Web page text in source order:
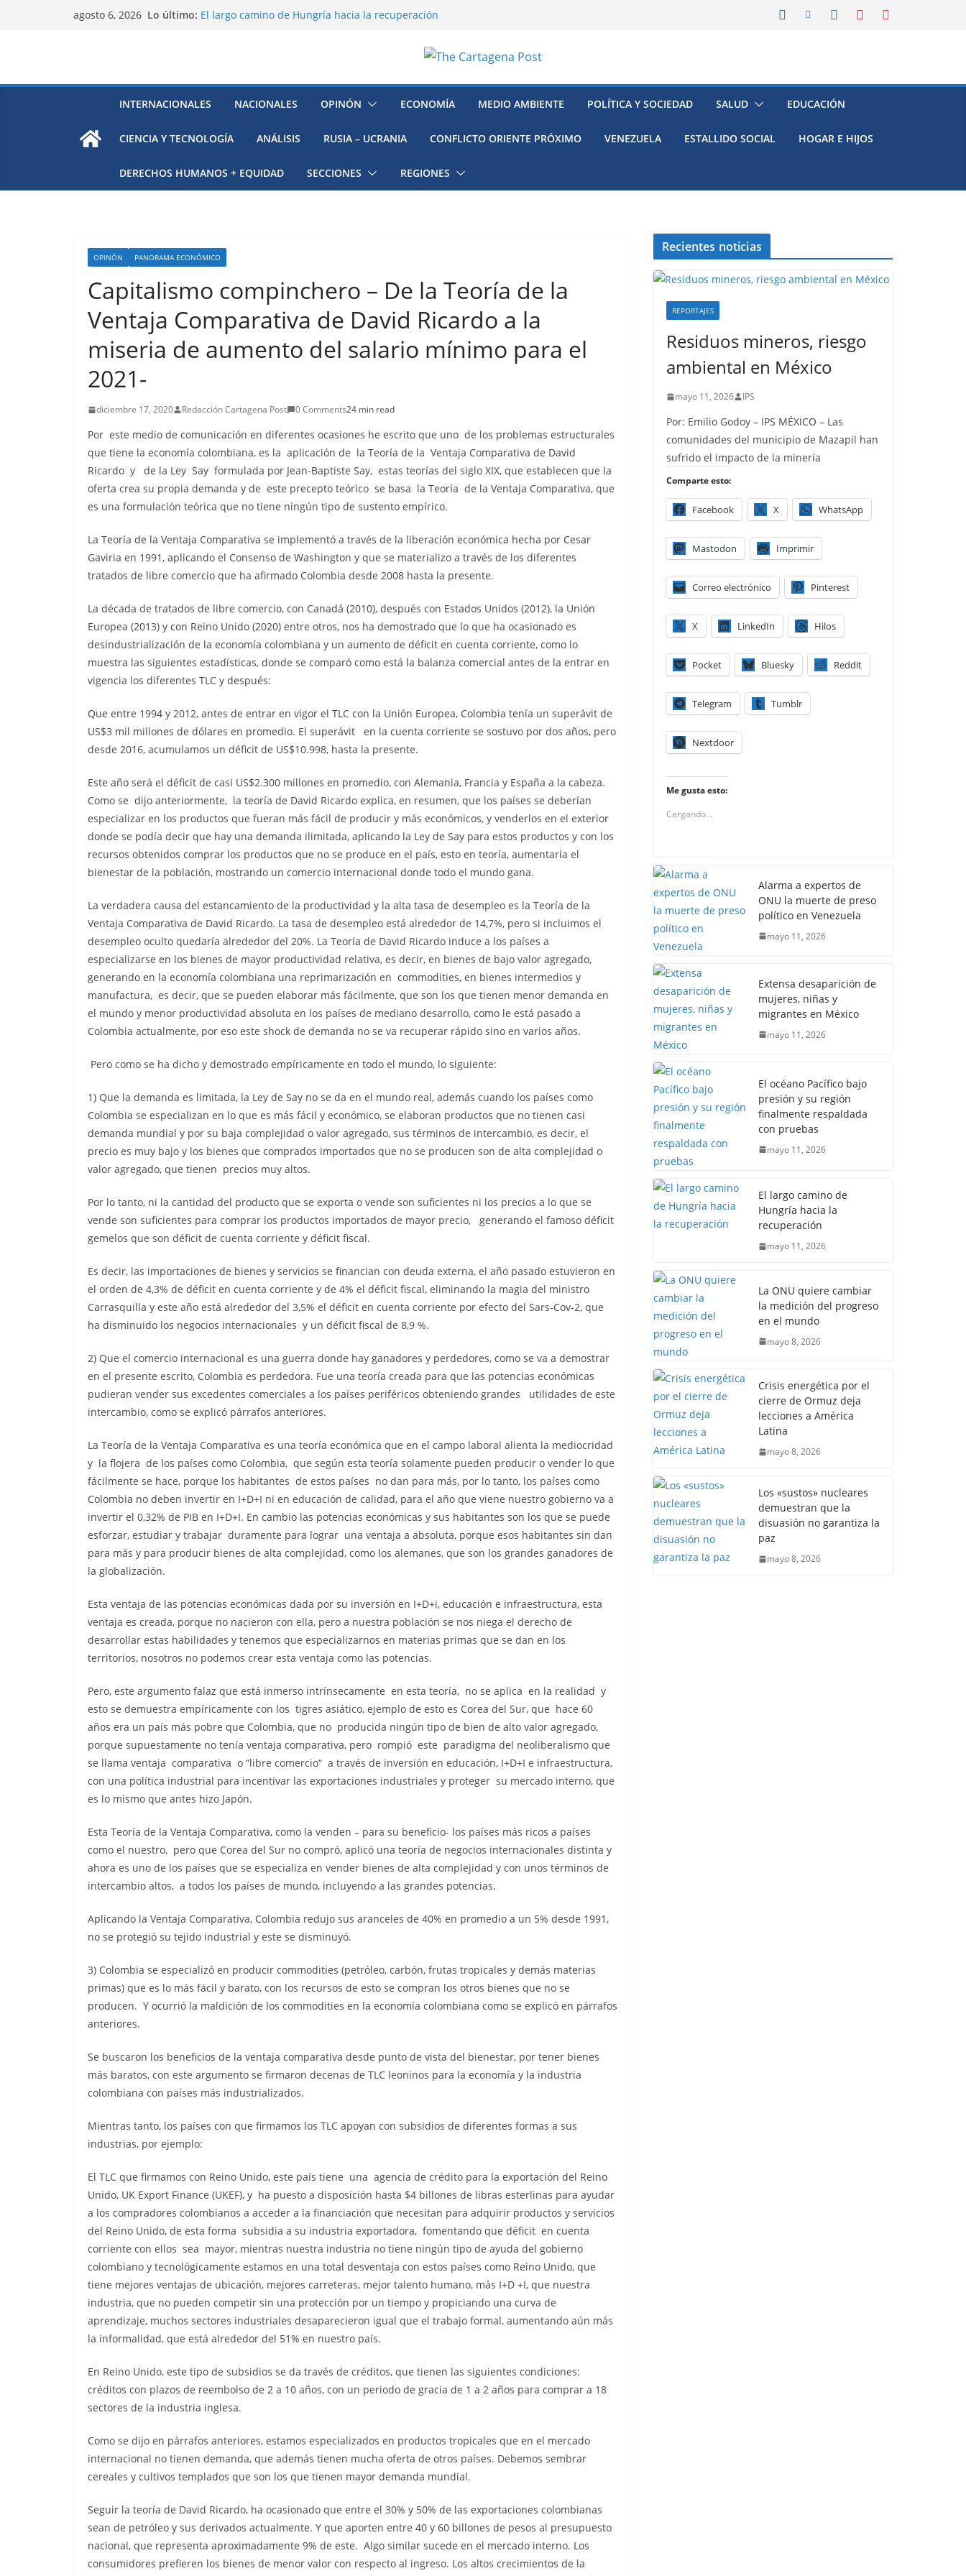
agosto 6, 2026 Lo último: El largo camino de Hungría hacia la recuperación
México
El océano Pacífico bajo presión y su región finalmente
INTERNACIONALES NACIONALES OPINÓN ECONOMÍA MEDIO AMBIENTE POLÍTICA Y SOCIEDAD SALUD EDUCACIÓN
CIENCIA Y TECNOLOGÍA ANÁLISIS RUSIA – UCRANIA CONFLICTO ORIENTE PRÓXIMO VENEZUELA ESTALLIDO SOCIAL HOGAR E HIJOS
DERECHOS HUMANOS + EQUIDAD SECCIONES REGIONES
OPINÓN PANORAMA ECONÓMICO
Capitalismo compinchero – De la Teoría de la
Ventaja Comparativa de David Ricardo a la
miseria de aumento del salario mínimo para el
2021-
diciembre 17, 2020 Redacción Cartagena Post 0 Comments24 min read
Por este medio de comunicación en diferentes ocasiones he escrito que uno de los problemas estructurales
que tiene la economía colombiana, es la aplicación de la Teoría de la Ventaja Comparativa de David
Ricardo y de la Ley Say formulada por Jean-Baptiste Say, estas teorías del siglo XIX, que establecen que la
oferta crea su propia demanda y de este precepto teórico se basa la Teoría de la Ventaja Comparativa, que
es una formulación teórica que no tiene ningún tipo de sustento empírico.
La Teoría de la Ventaja Comparativa se implementó a través de la liberación económica hecha por Cesar
Gaviria en 1991, aplicando el Consenso de Washington y que se materializo a través de los diferentes
tratados de libre comercio que ha afirmado Colombia desde 2008 hasta la presente.
La década de tratados de libre comercio, con Canadá (2010), después con Estados Unidos (2012), la Unión
Europea (2013) y con Reino Unido (2020) entre otros, nos ha demostrado que lo que ha ocasionado es
desindustrialización de la economía colombiana y un aumento de déficit en cuenta corriente, como lo
muestra las siguientes estadísticas, donde se comparó como está la balanza comercial antes de la entrar en
vigencia los diferentes TLC y después:
Que entre 1994 y 2012, antes de entrar en vigor el TLC con la Unión Europea, Colombia tenía un superávit de
US$3 mil millones de dólares en promedio. El superávit en la cuenta corriente se sostuvo por dos años, pero
desde 2016, acumulamos un déficit de US$10.998, hasta la presente.
Este año será el déficit de casi US$2.300 millones en promedio, con Alemania, Francia y España a la cabeza.
Como se dijo anteriormente, la teoría de David Ricardo explica, en resumen, que los países se deberían
especializar en los productos que fueran más fácil de producir y más económicos, y venderlos en el exterior
donde se podía decir que hay una demanda ilimitada, aplicando la Ley de Say para estos productos y con los
recursos obtenidos comprar los productos que no se produce en el país, esto en teoría, aumentaría el
bienestar de la población, mostrando un comercio internacional donde todo el mundo gana.
La verdadera causa del estancamiento de la productividad y la alta tasa de desempleo es la Teoría de la
Ventaja Comparativa de David Ricardo. La tasa de desempleo está alrededor de 14,7%, pero si incluimos el
desempleo oculto quedaría alrededor del 20%. La Teoría de David Ricardo induce a los países a
especializarse en los bienes de mayor productividad relativa, es decir, en bienes de bajo valor agregado,
generando en la economía colombiana una reprimarización en commodities, en bienes intermedios y
manufactura, es decir, que se pueden elaborar más fácilmente, que son los que tienen menor demanda en
el mundo y menor productividad absoluta en los países de mediano desarrollo, como le está pasado a
Colombia actualmente, por eso este shock de demanda no se va recuperar rápido sino en varios años.
Pero como se ha dicho y demostrado empíricamente en todo el mundo, lo siguiente:
1) Que la demanda es limitada, la Ley de Say no se da en el mundo real, además cuando los países como
Colombia se especializan en lo que es más fácil y económico, se elaboran productos que no tienen casi
demanda mundial y por su baja complejidad o valor agregado, sus términos de intercambio, es decir, el
precio es muy bajo y los bienes que comprados importados que no se producen son de alta complejidad o
valor agregado, que tienen precios muy altos.
Por lo tanto, ni la cantidad del producto que se exporta o vende son suficientes ni los precios a lo que se
vende son suficientes para comprar los productos importados de mayor precio, generando el famoso déficit
gemelos que son déficit de cuenta corriente y déficit fiscal.
Es decir, las importaciones de bienes y servicios se financian con deuda externa, el año pasado estuvieron en
el orden de 4,3% de déficit en cuenta corriente y de 4% el déficit fiscal, eliminando la magia del ministro
Carrasquilla y este año está alrededor del 3,5% el déficit en cuenta corriente por efecto del Sars-Cov-2, que
ha disminuido los negocios internacionales y un déficit fiscal de 8,9 %.
2) Que el comercio internacional es una guerra donde hay ganadores y perdedores, como se va a demostrar
en el presente escrito, Colombia es perdedora. Fue una teoría creada para que las potencias económicas
pudieran vender sus excedentes comerciales a los países periféricos obteniendo grandes utilidades de este
intercambio, como se explicó párrafos anteriores.
La Teoría de la Ventaja Comparativa es una teoría económica que en el campo laboral alienta la mediocridad
y la flojera de los países como Colombia, que según esta teoría solamente pueden producir o vender lo que
fácilmente se hace, porque los habitantes de estos países no dan para más, por lo tanto, los países como
Colombia no deben invertir en I+D+I ni en educación de calidad, para el año que viene nuestro gobierno va a
invertir el 0,32% de PIB en I+D+I. En cambio las potencias económicas y sus habitantes son los que se puede
esforzar, estudiar y trabajar duramente para lograr una ventaja a absoluta, porque esos habitantes sin dan
para más y para producir bienes de alta complejidad, como los alemanes, que son los grandes ganadores de
la globalización.
Esta ventaja de las potencias económicas dada por su inversión en I+D+i, educación e infraestructura, esta
ventaja es creada, porque no nacieron con ella, pero a nuestra población se nos niega el derecho de
desarrollar estas habilidades y tenemos que especializarnos en materias primas que se dan en los
territorios, nosotros no podemos crear esta ventaja como las potencias.
Pero, este argumento falaz que está inmerso intrínsecamente en esta teoría, no se aplica en la realidad y
esto se demuestra empíricamente con los tigres asiático, ejemplo de esto es Corea del Sur, que hace 60
años era un país más pobre que Colombia, que no producida ningún tipo de bien de alto valor agregado,
porque supuestamente no tenía ventaja comparativa, pero rompió este paradigma del neoliberalismo que
se llama ventaja comparativa o “libre comercio“ a través de inversión en educación, I+D+I e infraestructura,
con una política industrial para incentivar las exportaciones industriales y proteger su mercado interno, que
es lo mismo que antes hizo Japón.
Esta Teoría de la Ventaja Comparativa, como la venden – para su beneficio- los países más ricos a países
como el nuestro, pero que Corea del Sur no compró, aplicó una teoría de negocios internacionales distinta y
ahora es uno de los países que se especializa en vender bienes de alta complejidad y con unos términos de
intercambio altos, a todos los países de mundo, incluyendo a las grandes potencias.
Aplicando la Ventaja Comparativa, Colombia redujo sus aranceles de 40% en promedio a un 5% desde 1991,
no se protegió su tejido industrial y este se disminuyó.
3) Colombia se especializó en producir commodities (petróleo, carbón, frutas tropicales y demás materias
primas) que es lo más fácil y barato, con los recursos de esto se compran los otros bienes que no se
producen. Y ocurrió la maldición de los commodities en la economía colombiana como se explicó en párrafos
anteriores.
Se buscaron los beneficios de la ventaja comparativa desde punto de vista del bienestar, por tener bienes
más baratos, con este argumento se firmaron decenas de TLC leoninos para la economía y la industria
colombiana con países más industrializados.
Mientras tanto, los países con que firmamos los TLC apoyan con subsidios de diferentes formas a sus
industrias, por ejemplo:
El TLC que firmamos con Reino Unido, este país tiene una agencia de crédito para la exportación del Reino
Unido, UK Export Finance (UKEF), y ha puesto a disposición hasta $4 billones de libras esterlinas para ayudar
a los compradores colombianos a acceder a la financiación que necesitan para adquirir productos y servicios
del Reino Unido, de esta forma subsidia a su industria exportadora, fomentando que déficit en cuenta
corriente con ellos sea mayor, mientras nuestra industria no tiene ningún tipo de ayuda del gobierno
colombiano y tecnológicamente estamos en una total desventaja con estos países como Reino Unido, que
tiene mejores ventajas de ubicación, mejores carreteras, mejor talento humano, más I+D +I, que nuestra
industria, que no pueden competir sin una protección por un tiempo y propiciando una curva de
aprendizaje, muchos sectores industriales desaparecieron igual que el trabajo formal, aumentando aún más
la informalidad, que está alrededor del 51% en nuestro país.
En Reino Unido, este tipo de subsidios se da través de créditos, que tienen las siguientes condiciones:
créditos con plazos de reembolso de 2 a 10 años, con un periodo de gracia de 1 a 2 años para comprar a 18
sectores de la industria inglesa.
Como se dijo en párrafos anteriores, estamos especializados en productos tropicales que en el mercado
internacional no tienen demanda, que además tienen mucha oferta de otros países. Debemos sembrar
cereales y cultivos templados que son los que tienen mayor demanda mundial.
Seguir la teoría de David Ricardo, ha ocasionado que entre el 30% y 50% de las exportaciones colombianas
sean de petróleo y sus derivados actualmente. Y que aporten entre 40 y 60 billones de pesos al presupuesto
nacional, que representa aproximadamente 9% de este. Algo similar sucede en el mercado interno. Los
consumidores prefieren los bienes de menor valor con respecto al ingreso. Los altos crecimientos de la
Recientes noticias
REPORTAJES
Residuos mineros, riesgo
ambiental en México
mayo 11, 2026 IPS
Por: Emilio Godoy – IPS MÉXICO – Las
comunidades del municipio de Mazapil han
sufrido el impacto de la minería
Comparte esto:
Facebook X WhatsApp
Mastodon Imprimir
Correo electrónico Pinterest
X LinkedIn Hilos
Pocket Bluesky Reddit
Telegram Tumblr
Nextdoor
Me gusta esto:
Cargando...
Alarma a expertos de
ONU la muerte de preso
político en Venezuela
mayo 11, 2026
Extensa desaparición de
mujeres, niñas y
migrantes en México
mayo 11, 2026
El océano Pacífico bajo
presión y su región
finalmente respaldada
con pruebas
mayo 11, 2026
El largo camino de
Hungría hacia la
recuperación
mayo 11, 2026
La ONU quiere cambiar
la medición del progreso
en el mundo
mayo 8, 2026
Crisis energética por el
cierre de Ormuz deja
lecciones a América
Latina
mayo 8, 2026
Los «sustos» nucleares
demuestran que la
disuasión no garantiza la
paz
mayo 8, 2026